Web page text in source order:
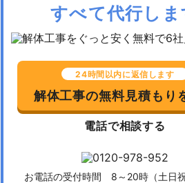
すべて代行しま
24時間以内に返信します
解体工事の無料見積もり
電話で相談する
お電話の受付時間 8～20時（土日祝